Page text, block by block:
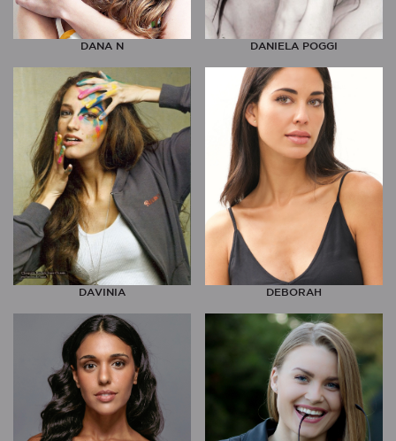
DANA N DANIELA POGGI
DAVINIA DEBORAH